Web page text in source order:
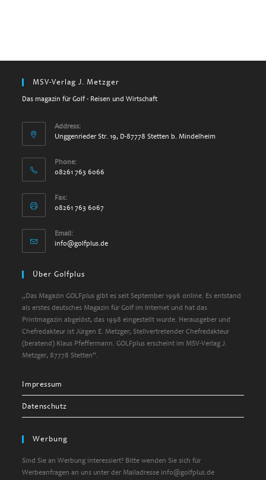
MSV-Verlag J. Metzger
Das magazin für Golf - Reisen und Wirtschaft
Address:
Unggenrieder Str. 19, D-87778 Stetten b. Mindelheim
Phone:
08261 763 6066
Fax:
08261 763 6067
Email:
info@golfplus.deOpens
Über Golfplus
„Das Magazin GOLFplus gibt es seit September 1996 online. Es entstand
als erstes deutsches Magazin für Golf im Internet und hat das
Printmagazin abgelöst, das 1998 eingestellt wurde. Herausgeber und
Chefredakteur ist Jürgen E. Metzger, Stellvertretender Chefredakteur
(beratend) Klaus Pfeffermann. GOLFplus erscheint im MSV-Verlag J.
Metzger, 87778 Stetten“.
Impressum
Datenschutz
Werbung
Sind Sie an Werbung interessiert? Bitte wenden Sie sich für
Werbeanfragen an uns unter der Mailadresse info@golfplus.de